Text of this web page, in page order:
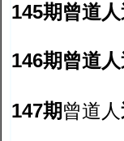
145期曾道
146期曾道
147期曾道人